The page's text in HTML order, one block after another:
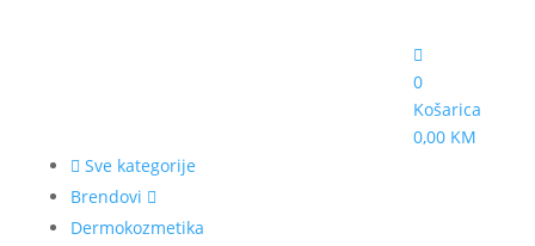
0
Košarica
0,00 KM
Sve kategorije
Brendovi
Dermokozmetika